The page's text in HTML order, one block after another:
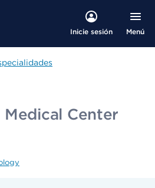
Inicie sesión Menú
Center